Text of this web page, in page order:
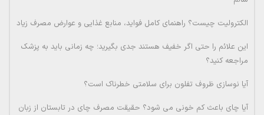
الکترولیت چیست؟ راهنمای کامل فواید، منابع غذایی و عوارض مصرف زیاد
این علائم را حتی اگر خفیف هستند جدی بگیرید؛ چه زمانی باید به پزشک
مراجعه کنید؟
آیا نوسازی ظروف تفلون برای سلامتی خطرناک است؟
آیا چای باعث کم خونی می شود؟ حقیقت مصرف چای در تابستان از زبان